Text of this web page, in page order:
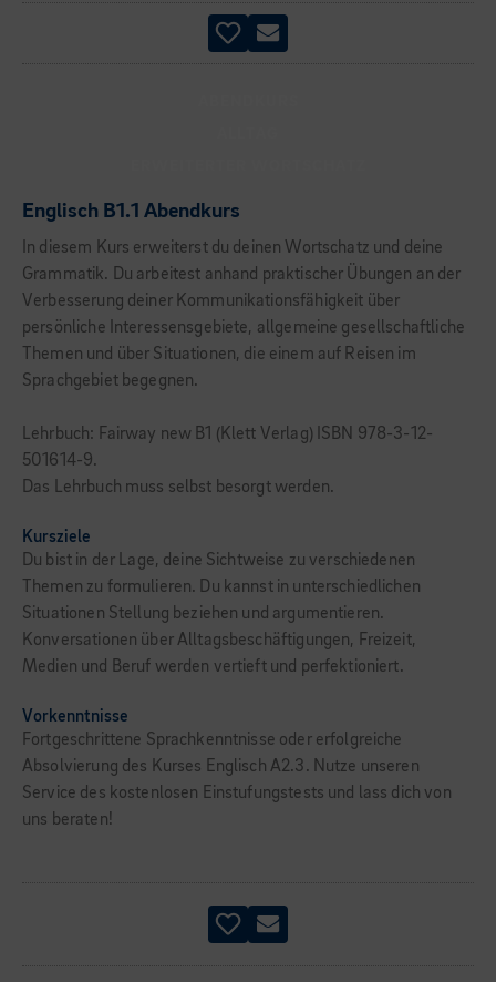
Englisch B1.1 Abendkurs
In diesem Kurs erweiterst du deinen Wortschatz und deine
Grammatik. Du arbeitest anhand praktischer Übungen an der
Verbesserung deiner Kommunikationsfähigkeit über
persönliche Interessensgebiete, allgemeine gesellschaftliche
Themen und über Situationen, die einem auf Reisen im
Sprachgebiet begegnen.
Lehrbuch: Fairway new B1 (Klett Verlag) ISBN 978-3-12-
501614-9.
Das Lehrbuch muss selbst besorgt werden.
Kursziele
Du bist in der Lage, deine Sichtweise zu verschiedenen
Themen zu formulieren. Du kannst in unterschiedlichen
Situationen Stellung beziehen und argumentieren.
Konversationen über Alltagsbeschäftigungen, Freizeit,
Medien und Beruf werden vertieft und perfektioniert.
Vorkenntnisse
Fortgeschrittene Sprachkenntnisse oder erfolgreiche
Absolvierung des Kurses Englisch A2.3. Nutze unseren
Service des kostenlosen Einstufungstests und lass dich von
uns beraten!